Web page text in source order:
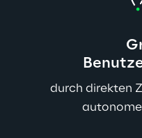
durch direkten